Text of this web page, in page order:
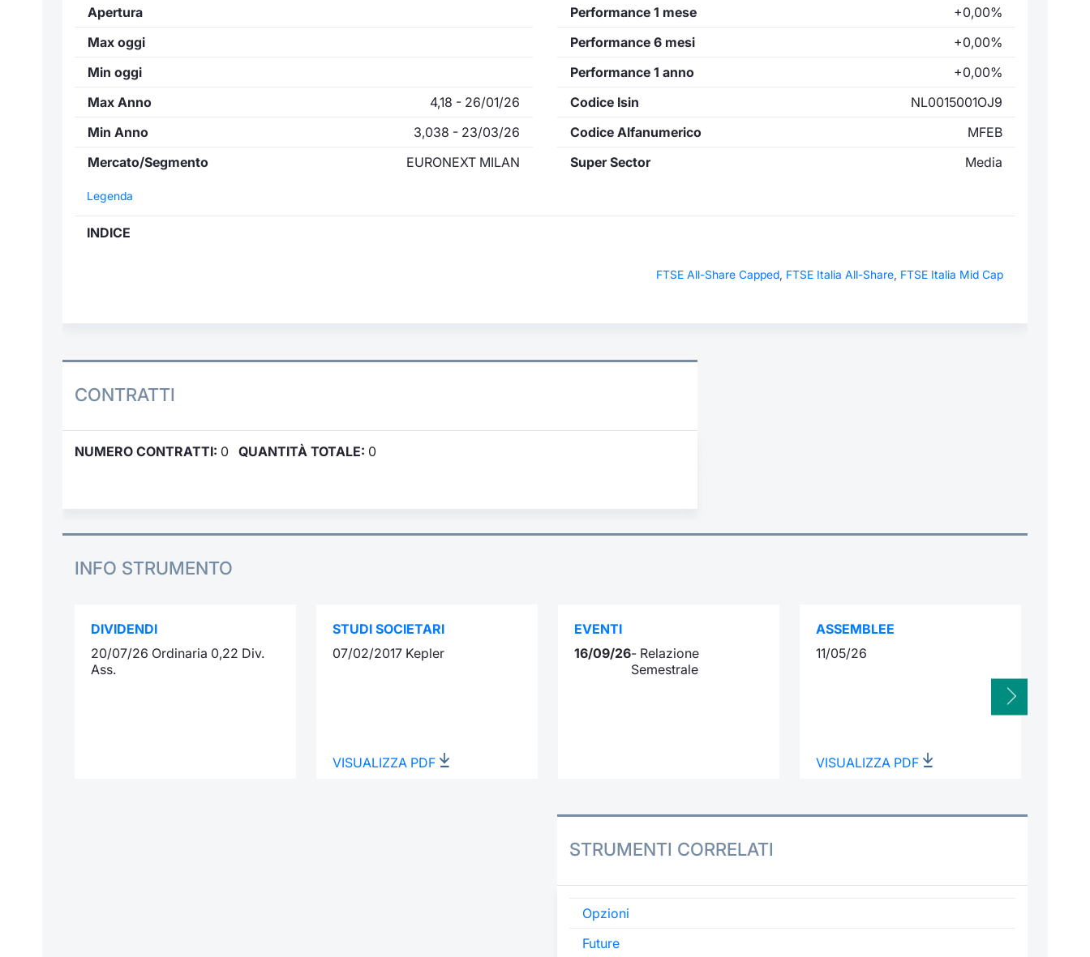
Apertura
Max oggi
Min oggi
Max Anno
4,18 - 26/01/26
Min Anno
3,038 - 23/03/26
Mercato/Segmento
EURONEXT MILAN
Performance 1 mese
+0,00%
Performance 6 mesi
+0,00%
Performance 1 anno
+0,00%
Codice Isin
NL0015001OJ9
Codice Alfanumerico
MFEB
Super Sector
Media
Legenda
INDICE
FTSE All-Share Capped FTSE Italia All-Share FTSE Italia Mid Cap
CONTRATTI
NUMERO CONTRATTI: 0 QUANTITÀ TOTALE: 0
INFO STRUMENTO
DIVIDENDI
20/07/26 Ordinaria 0,22 Div.
Ass.
STUDI SOCIETARI
07/02/2017 Kepler
VISUALIZZA PDF
EVENTI
16/09/26- Relazione
Semestrale
ASSEMBLEE
11/05/26
VISUALIZZA PDF
STRUMENTI CORRELATI
Opzioni
Future